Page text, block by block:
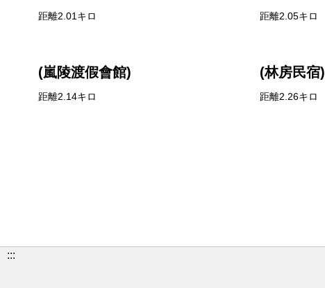
距離2.01キロ 距離2.05キロ
(嵐陵渡假會館)
距離2.14キロ
(林房民宿)
距離2.26キロ
:::